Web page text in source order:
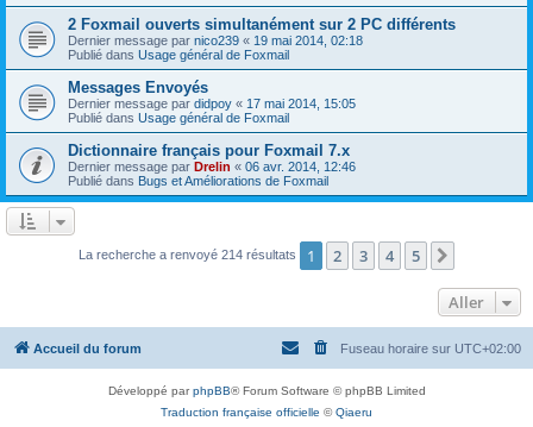
2 Foxmail ouverts simultanément sur 2 PC différents
Dernier message par nico239 « 19 mai 2014, 02:18
Publié dans Usage général de Foxmail
Messages Envoyés
Dernier message par didpoy « 17 mai 2014, 15:05
Publié dans Usage général de Foxmail
Dictionnaire français pour Foxmail 7.x
Dernier message par Drelin « 06 avr. 2014, 12:46
Publié dans Bugs et Améliorations de Foxmail
La recherche a renvoyé 214 résultats 1 2 3 4 5
Aller
Accueil du forum Fuseau horaire sur UTC+02:00
Développé parphpBB® Forum Software © phpBB Limited
Traduction française officielle ©Qiaeru